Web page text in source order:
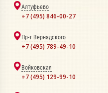
Алтуфьево
+7 (495) 846-00-27
Пр-т Вернадского
+7 (495) 789-49-10
Войковская
+7 (495) 129-99-10